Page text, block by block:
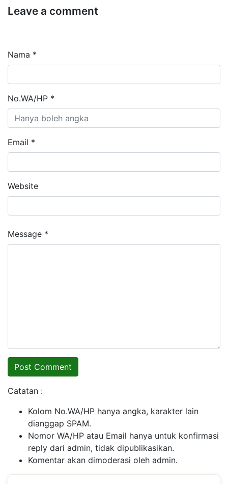
Leave a comment
Nama *
No.WA/HP *
Email *
Website
Message *
Catatan :
Kolom No.WA/HP hanya angka, karakter lain
dianggap SPAM.
Nomor WA/HP atau Email hanya untuk konfirmasi
reply dari admin, tidak dipublikasikan.
Komentar akan dimoderasi oleh admin.